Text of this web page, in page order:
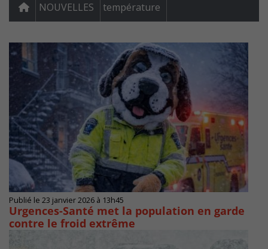
NOUVELLES température
Publié le 23 janvier 2026 à 13h45
Urgences-Santé met la population en garde
contre le froid extrême